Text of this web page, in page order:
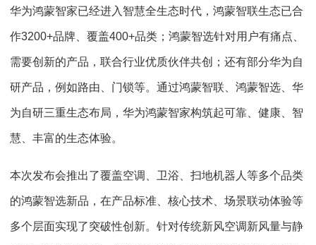
华为鸿蒙智家已经进入智慧全生态时代，鸿蒙智联生态已合
作3200+品牌、覆盖400+品类；鸿蒙智选针对用户有痛点、
需要创新的产品，联合行业优质伙伴共创；还有部分华为自
研产品，例如路由、门锁等。通过鸿蒙智联、鸿蒙智选、华
为自研三重生态布局，华为鸿蒙智家构筑起可靠、健康、智
慧、丰富的生态体验。
本次发布会推出了覆盖空调、卫浴、扫地机器人等多个品类
的鸿蒙智选新品，在产品标准、核心技术、场景联动体验等
多个层面实现了突破性创新。针对传统新风空调新风量与静